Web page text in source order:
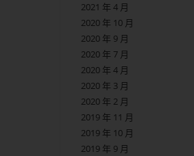
2021 年 4 月
2020 年 10 月
2020 年 9 月
2020 年 7 月
2020 年 4 月
2020 年 3 月
2020 年 2 月
2019 年 11 月
2019 年 10 月
2019 年 9 月